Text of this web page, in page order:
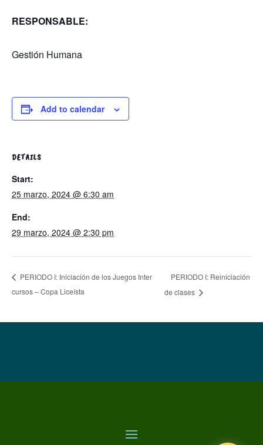
RESPONSABLE:
Gestión Humana
Add to calendar
DETAILS
Start:
25 marzo, 2024 @ 6:30 am
End:
29 marzo, 2024 @ 2:30 pm
PERIODO I: Iniciación de los Juegos Inter
cursos – Copa Liceísta
PERIODO I: Reiniciación
de clases